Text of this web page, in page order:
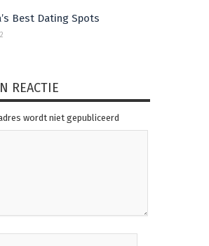
Best Dating Spots
REACTIE
wordt niet gepubliceerd